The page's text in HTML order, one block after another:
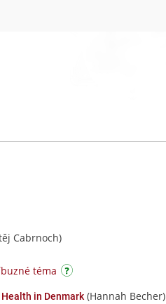
Cabrnoch)
téma
in Denmark(Hannah Becher)